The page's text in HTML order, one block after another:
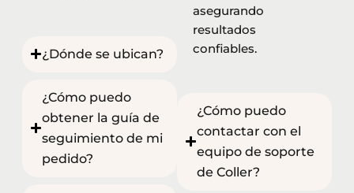
¿Dónde se ubican?
¿Cómo puedo
obtener la guía de
seguimiento de mi
pedido?
asegurando
resultados
confiables.
¿Cómo puedo
contactar con el
equipo de soporte
de Coller?